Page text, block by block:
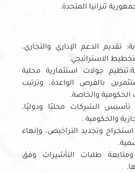
تنزانيا المتحدة.
تقديم الدعم الإداري والتجاري،
الاستراتيجي.
جولات استثمارية محلية
بالفرص الواعدة، وترتيب
الحكومية والخاصة.
الشركات محليًا ودوليًا،
والحكومية .
وتجديد التراخيص، وإنهاء
ومتابعة طلبات التأشيرات وفق